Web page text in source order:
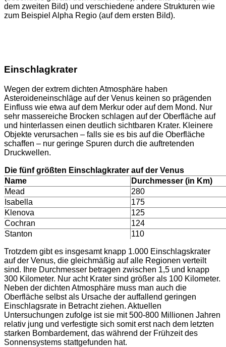
dem zweiten Bild) und verschiedene andere Strukturen wie
zum Beispiel Alpha Regio (auf dem ersten Bild).
Einschlagkrater
Wegen der extrem dichten Atmosphäre haben
Asteroideneinschläge auf der Venus keinen so prägenden
Einfluss wie etwa auf dem Merkur oder auf dem Mond. Nur
sehr massereiche Brocken schlagen auf der Oberfläche auf
und hinterlassen einen deutlich sichtbaren Krater. Kleinere
Objekte verursachen – falls sie es bis auf die Oberfläche
schaffen – nur geringe Spuren durch die auftretenden
Druckwellen.
Die fünf größten Einschlagkrater auf der Venus
Name
Durchmesser (in Km)
Mead
280
Isabella
175
Klenova
125
Cochran
124
Stanton
110
Trotzdem gibt es insgesamt knapp 1.000 Einschlagskrater
auf der Venus, die gleichmäßig auf alle Regionen verteilt
sind. Ihre Durchmesser betragen zwischen 1,5 und knapp
300 Kilometer. Nur acht Krater sind größer als 100 Kilometer.
Neben der dichten Atmosphäre muss man auch die
Oberfläche selbst als Ursache der auffallend geringen
Einschlagsrate in Betracht ziehen. Aktuellen
Untersuchungen zufolge ist sie mit 500-800 Millionen Jahren
relativ jung und verfestigte sich somit erst nach dem letzten
starken Bombardement, das während der Frühzeit des
Sonnensystems stattgefunden hat.